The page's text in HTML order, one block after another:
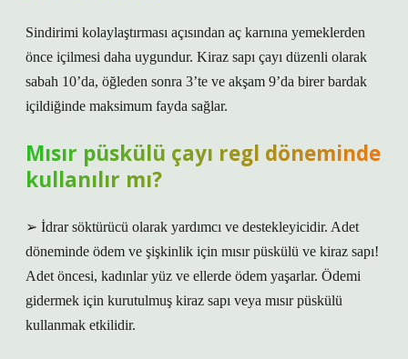
Sindirimi kolaylaştırması açısından aç karnına yemeklerden
önce içilmesi daha uygundur. Kiraz sapı çayı düzenli olarak
sabah 10’da, öğleden sonra 3’te ve akşam 9’da birer bardak
içildiğinde maksimum fayda sağlar.
Mısır püskülü çayı regl döneminde
kullanılır mı?
➢ İdrar söktürücü olarak yardımcı ve destekleyicidir. Adet
döneminde ödem ve şişkinlik için mısır püskülü ve kiraz sapı!
Adet öncesi, kadınlar yüz ve ellerde ödem yaşarlar. Ödemi
gidermek için kurutulmuş kiraz sapı veya mısır püskülü
kullanmak etkilidir.